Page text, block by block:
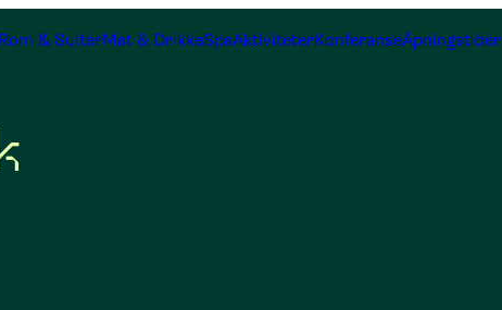
Rom & SuiterMat & DrikkeSpaAktiviteterKonferanseÅpningstider